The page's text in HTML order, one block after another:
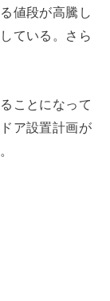
値段が高騰し
ている。さら
ことになって
ア設置計画が